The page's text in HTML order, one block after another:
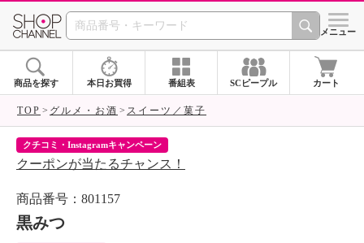
SHOP CHANNEL シメニュー
商品を探す 本日お買得 番組表 SCピープル カート
TOP グルメ・お酒 スイーツ／菓子
クチコミ・Instagramキャンペーン
クーポンが当たるチャンス！
商品番号：801157
黒みつ